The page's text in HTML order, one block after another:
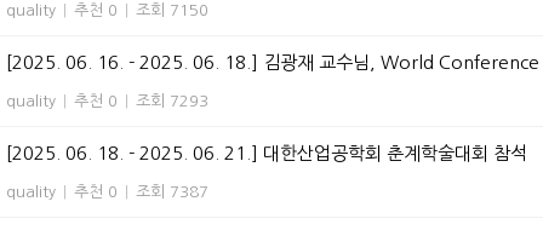
quality 추천 0 조회 7150
[2025. 06. 16. - 2025. 06. 18.] 김광재 교수님, World
quality 추천 0 조회 7293
[2025. 06. 18. - 2025. 06. 21.] 대한산업공학회 춘계학술대회 참석
quality 추천 0 조회 7387